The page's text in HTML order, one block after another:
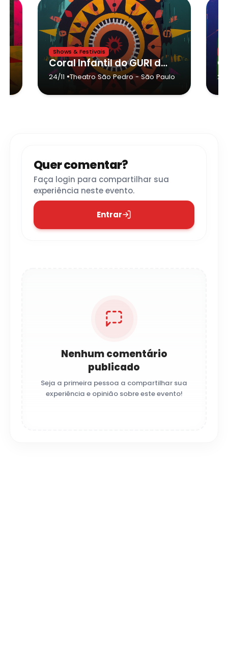
Shows & Festivais
Coral Infantil do GURI de São Paulo no Theatro São Pedro
24/11 •Theatro São Pedro- São Paulo
Quer comentar?
Faça login para compartilhar sua
experiência neste evento.
Entrar
Nenhum comentário
publicado
Seja a primeira pessoa a compartilhar sua
experiência e opinião sobre este evento!